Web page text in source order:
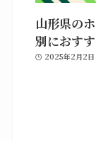
山形県の
別におす
2025年2月2日